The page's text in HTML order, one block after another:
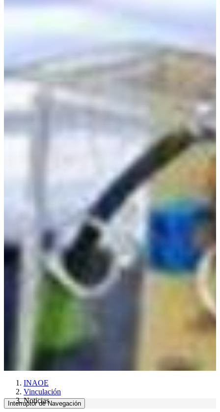
INAOE
Vinculación
Noticias
Interruptor de Navegación